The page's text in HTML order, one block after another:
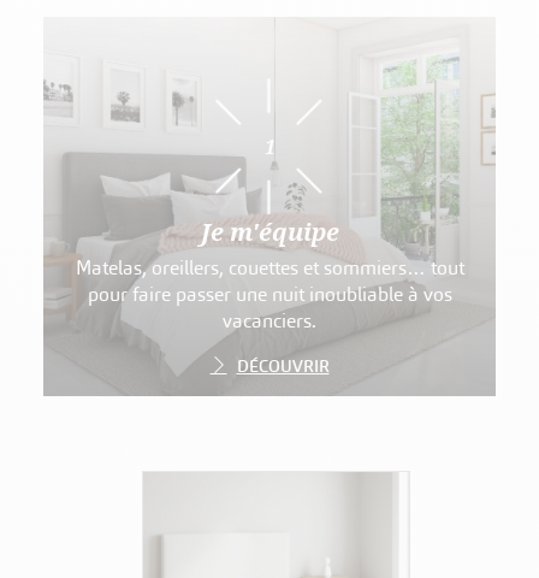
1
Je m'équipe
Matelas, oreillers, couettes et sommiers… tout
pour faire passer une nuit inoubliable à vos
vacanciers.
DÉCOUVRIR